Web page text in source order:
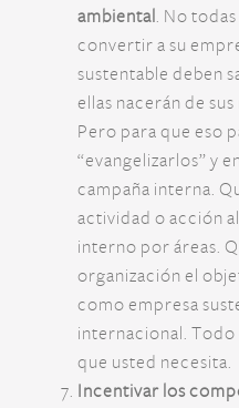
ambiental. No
convertir a su
sustentable deben
ellas nacerán de
Pero para que eso
“evangelizarlos” y
campaña interna.
actividad o acción
interno por áreas.
organización el
como empresa
internacional. Todo
que usted necesita.
Incentivar los